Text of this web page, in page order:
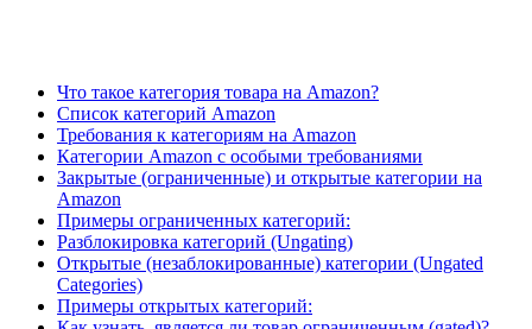
Что такое категория товара на Amazon?
Список категорий Amazon
Требования к категориям на Amazon
Категории Amazon с особыми требованиями
Закрытые (ограниченные) и открытые категории на
Amazon
Примеры ограниченных категорий:
Разблокировка категорий (Ungating)
Открытые (незаблокированные) категории (Ungated
Categories)
Примеры открытых категорий: